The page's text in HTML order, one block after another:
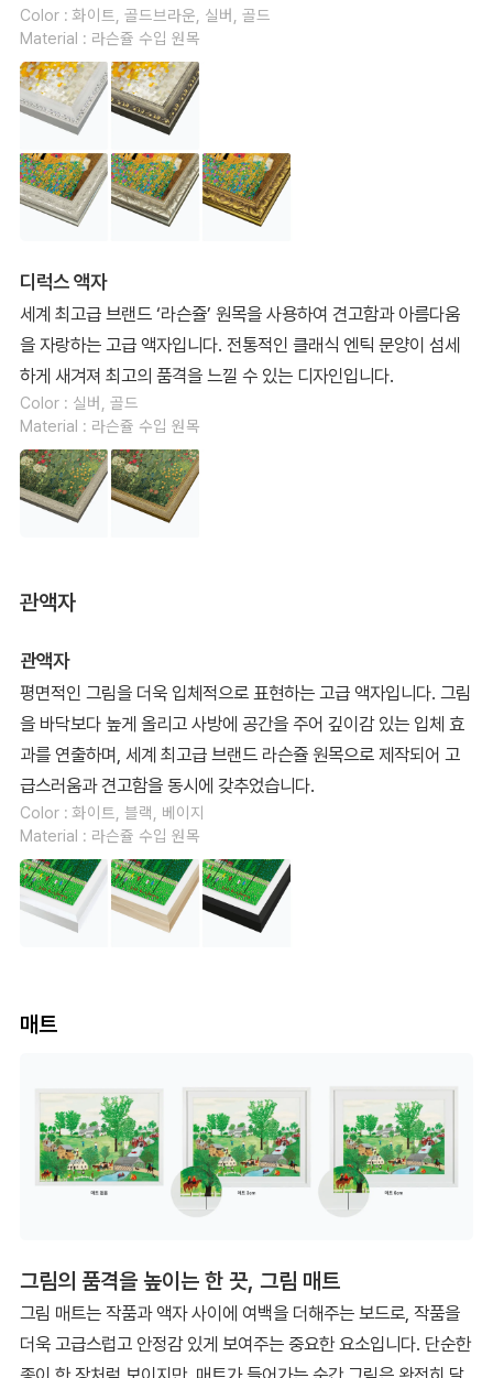
Color : 화이트, 골드브라운, 실버, 골드
Material : 라슨쥴 수입 원목
디럭스 액자
세계 최고급 브랜드 ‘라슨쥴’ 원목을 사용하여 견고함과 아름다움
을 자랑하는 고급 액자입니다. 전통적인 클래식 엔틱 문양이 섬세
하게 새겨져 최고의 품격을 느낄 수 있는 디자인입니다.
Color : 실버, 골드
Material : 라슨쥴 수입 원목
관액자
관액자
평면적인 그림을 더욱 입체적으로 표현하는 고급 액자입니다. 그림
을 바닥보다 높게 올리고 사방에 공간을 주어 깊이감 있는 입체 효
과를 연출하며, 세계 최고급 브랜드 라슨쥴 원목으로 제작되어 고
급스러움과 견고함을 동시에 갖추었습니다.
Color : 화이트, 블랙, 베이지
Material : 라슨쥴 수입 원목
매트
그림의 품격을 높이는 한 끗, 그림 매트
그림 매트는 작품과 액자 사이에 여백을 더해주는 보드로, 작품을
더욱 고급스럽고 안정감 있게 보여주는 중요한 요소입니다. 단순한